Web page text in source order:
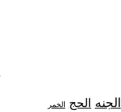
الجنه الحج الخمر